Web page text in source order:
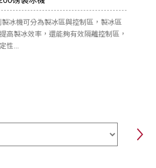
冰機可分為製冰區與控制區，製冰區
高製冰效率，還能夠有效隔離控制區，
性...